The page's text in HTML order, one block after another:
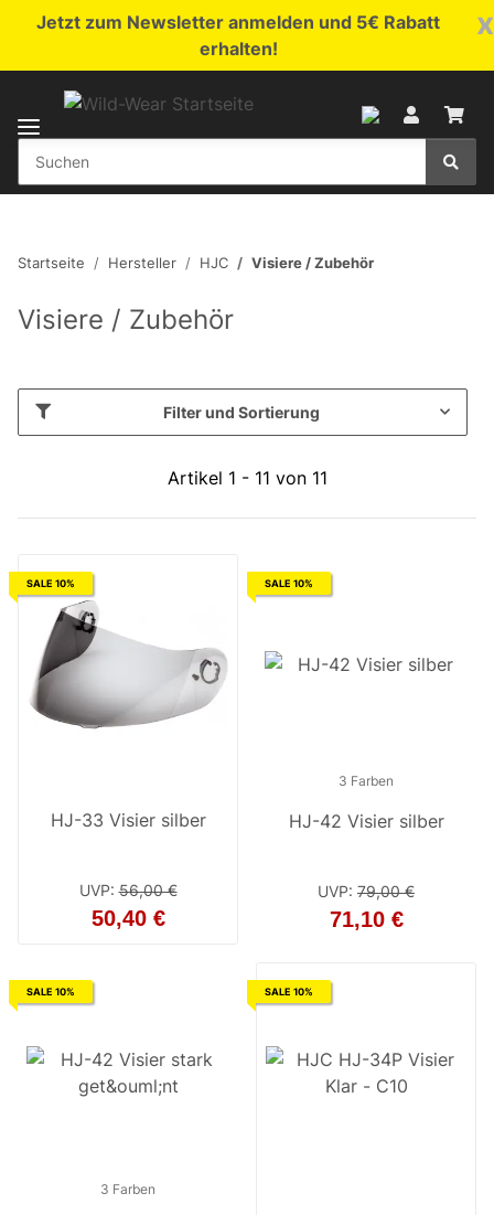
x
Jetzt zum Newsletter anmelden und 5€ Rabatt
erhalten!
Startseite Hersteller HJC Visiere / Zubehör
Visiere / Zubehör
Filter und Sortierung
Artikel 1 - 11 von 11
SALE 10%
HJ-33 Visier silber
UVP:56,00 €
50,40 €
SALE 10%
3 Farben
HJ-42 Visier silber
UVP: 79,00 €
71,10 €
SALE 10%
3 Farben
SALE 10%